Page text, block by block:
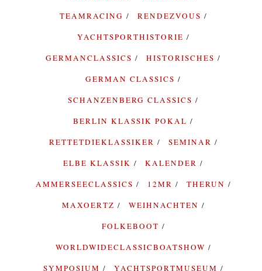
TEAMRACING
RENDEZVOUS
YACHTSPORTHISTORIE
GERMANCLASSICS
HISTORISCHES
GERMAN CLASSICS
SCHANZENBERG CLASSICS
BERLIN KLASSIK POKAL
RETTETDIEKLASSIKER
SEMINAR
ELBE KLASSIK
KALENDER
AMMERSEECLASSICS
12MR
THERUN
MAXOERTZ
WEIHNACHTEN
FOLKEBOOT
WORLDWIDECLASSICBOATSHOW
SYMPOSIUM
YACHTSPORTMUSEUM